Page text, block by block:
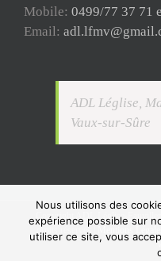
Mobile: 0499/77 37 71
Email:
ADL Léglise,
Vaux-sur-Sûre
Copyright ADL Léglise-
droits réservés |
Nous utilisons des
expérience possible sur
utiliser ce site, vous